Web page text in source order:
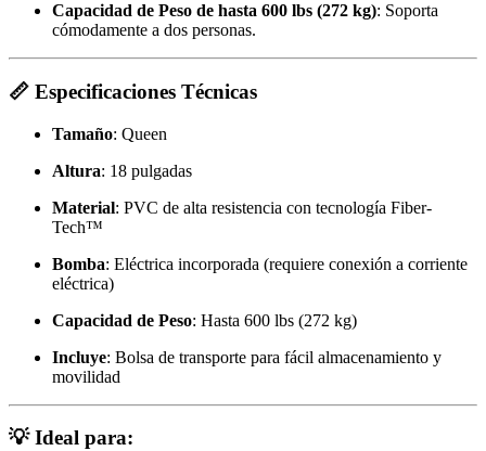
Capacidad de Peso de hasta 600 lbs (272 kg): Soporta
cómodamente a dos personas.
📏 Especificaciones Técnicas
Tamaño: Queen
Altura: 18 pulgadas
Material: PVC de alta resistencia con tecnología Fiber-
Tech™
Bomba: Eléctrica incorporada (requiere conexión a corriente
eléctrica)
Capacidad de Peso: Hasta 600 lbs (272 kg)
Incluye: Bolsa de transporte para fácil almacenamiento y
movilidad
💡Ideal para: